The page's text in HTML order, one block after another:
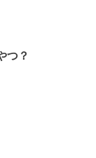
つ？